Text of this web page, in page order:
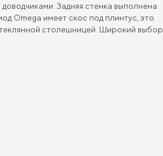
Задняя стенка выполнена
Omega имеет скос под плинтус, это
столешницей. Широкий выбор